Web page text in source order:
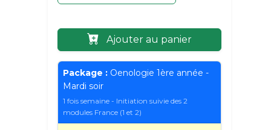
Ajouter au panier
Package : Oenologie 1ère année -
Mardi soir
1 fois semaine - Initiation suivie des 2
modules France (1 et 2)